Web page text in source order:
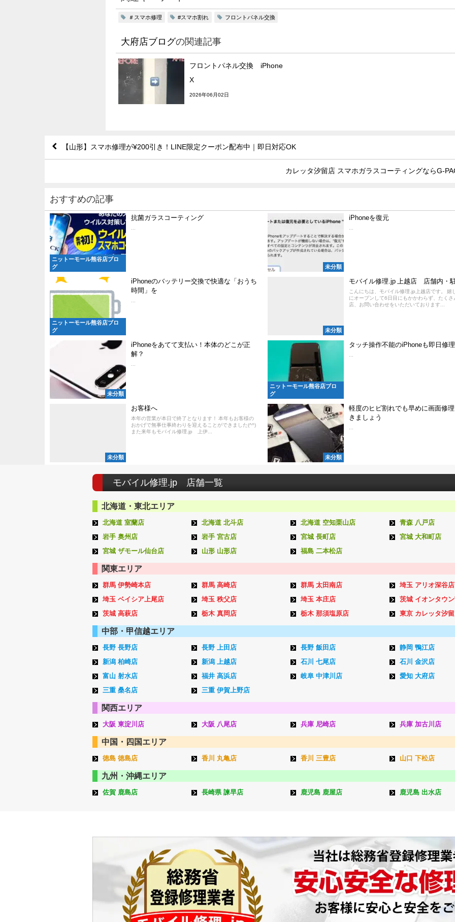
＃スマホ修理 #スマホ割れ フロントパネル交換
大府店ブログの関連記事
フロントパネル交換 iPhone
X
2026年06月02日
【山形】スマホ修理が¥200引き！LINE限定クーポン配布中｜即日対応OK
カレッタ汐留店 スマホガラスコーティングならG-
おすすめの記事
ニットーモール熊谷店ブロ
グ
抗菌ガラスコーティング
未分類
iPhoneを復元
ニットーモール熊谷店ブロ
グ
iPhoneのバッテリー交換で快適な「おうち
時間」を
未分類
モバイル修理.jp 上越店 店舗内・
こんにちは、モバイル修理.jp上越店です。 嬉
にオープンして6日目にもかかわらず、たくさ
店、お問い合わせをいただいております...
未分類
iPhoneをあてて支払い！本体のどこが正
解？
ニットーモール熊谷店ブロ
グ
タッチ操作不能のiPhoneも即日修理
未分類
お客様へ
本年の営業が本日で終了となります！ 本年もお客様の
おかげで無事仕事終わりを迎えることができました(^^)
また来年もモバイル修理.jp 上伊...
未分類
軽度のヒビ割れでも早めに画面修
きましょう
モバイル修理.jp 店舗一覧
北海道・東北エリア
北海道 室蘭店 北海道 北斗店 北海道 空知栗山店
青森 八戸店
岩手 奥州店
岩手 宮古店 宮城 長町店
宮城 大和町店
宮城 ザモール仙台店
山形 山形店 福島 二本松店
関東エリア
群馬 伊勢崎本店 群馬 高崎店 群馬 太田南店
埼玉 アリオ深谷店
埼玉 ベイシア上尾店
埼玉 秩父店 埼玉 本庄店
茨城 イオンタウ
茨城 高萩店
栃木 真岡店 栃木 那須塩原店 東京 カレッタ汐
中部・甲信越エリア
長野 長野店 長野 上田店 長野 飯田店
静岡 鴨江店
新潟 柏崎店
新潟 上越店 石川 七尾店
石川 金沢店
富山 射水店
福井 高浜店 岐阜 中津川店
愛知 大府店
三重 桑名店
三重 伊賀上野店
関西エリア
大阪 東淀川店 大阪 八尾店 兵庫 尼崎店 兵庫 加古川店
中国・四国エリア
徳島 徳島店 香川 丸亀店 香川 三豊店 山口 下松店
九州・沖縄エリア
佐賀 鹿島店 長崎県 諫早店 鹿児島 鹿屋店 鹿児島 出水店